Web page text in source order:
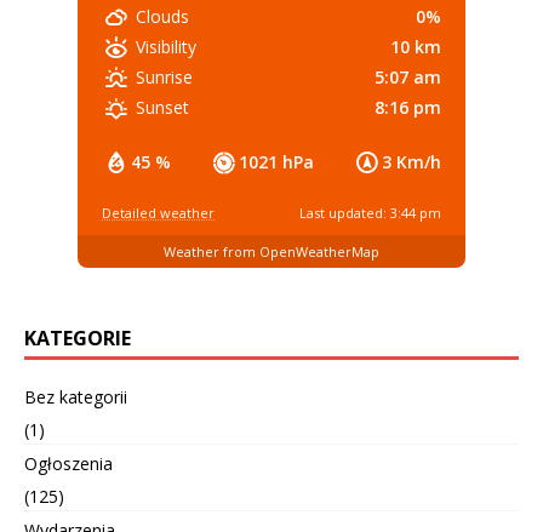
45 % 1021 hPa 3 Km/h
Clouds
0%
Visibility
10 km
Sunrise
5:07 am
Sunset
8:16 pm
Detailed weather Last updated: 3:44 pm
Weather from OpenWeatherMap
KATEGORIE
Bez kategorii
(1)
Ogłoszenia
(125)